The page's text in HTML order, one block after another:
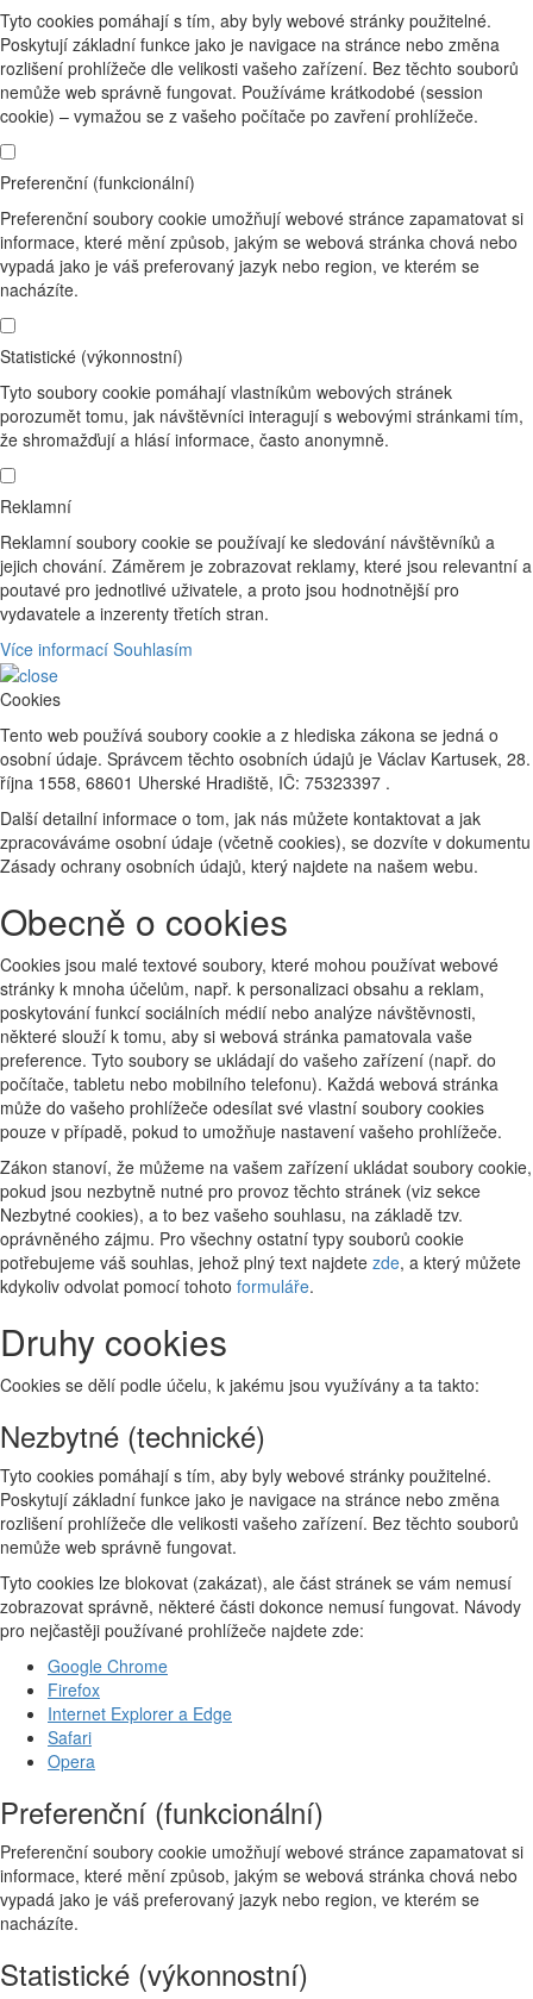
Tyto cookies pomáhají s tím, aby byly webové stránky použitelné.
Poskytují základní funkce jako je navigace na stránce nebo změna
rozlišení prohlížeče dle velikosti vašeho zařízení. Bez těchto souborů
nemůže web správně fungovat. Používáme krátkodobé (session
cookie) – vymažou se z vašeho počítače po zavření prohlížeče.
Preferenční (funkcionální)
Preferenční soubory cookie umožňují webové stránce zapamatovat si
informace, které mění způsob, jakým se webová stránka chová nebo
vypadá jako je váš preferovaný jazyk nebo region, ve kterém se
nacházíte.
Statistické (výkonnostní)
Tyto soubory cookie pomáhají vlastníkům webových stránek
porozumět tomu, jak návštěvníci interagují s webovými stránkami tím,
že shromažďují a hlásí informace, často anonymně.
Reklamní
Reklamní soubory cookie se používají ke sledování návštěvníků a
jejich chování. Záměrem je zobrazovat reklamy, které jsou relevantní a
poutavé pro jednotlivé uživatele, a proto jsou hodnotnější pro
vydavatele a inzerenty třetích stran.
Více informací Souhlasím
Cookies
Tento web používá soubory cookie a z hlediska zákona se jedná o
osobní údaje. Správcem těchto osobních údajů je Václav Kartusek, 28.
října 1558, 68601 Uherské Hradiště, IČ: 75323397 .
Další detailní informace o tom, jak nás můžete kontaktovat a jak
zpracováváme osobní údaje (včetně cookies), se dozvíte v dokumentu
Zásady ochrany osobních údajů, který najdete na našem webu.
Obecně o cookies
Cookies jsou malé textové soubory, které mohou používat webové
stránky k mnoha účelům, např. k personalizaci obsahu a reklam,
poskytování funkcí sociálních médií nebo analýze návštěvnosti,
některé slouží k tomu, aby si webová stránka pamatovala vaše
preference. Tyto soubory se ukládají do vašeho zařízení (např. do
počítače, tabletu nebo mobilního telefonu). Každá webová stránka
může do vašeho prohlížeče odesílat své vlastní soubory cookies
pouze v případě, pokud to umožňuje nastavení vašeho prohlížeče.
Zákon stanoví, že můžeme na vašem zařízení ukládat soubory cookie,
pokud jsou nezbytně nutné pro provoz těchto stránek (viz sekce
Nezbytné cookies), a to bez vašeho souhlasu, na základě tzv.
oprávněného zájmu. Pro všechny ostatní typy souborů cookie
potřebujeme váš souhlas, jehož plný text najdete zde, a který můžete
kdykoliv odvolat pomocí tohoto formuláře.
Druhy cookies
Cookies se dělí podle účelu, k jakému jsou využívány a ta takto:
Nezbytné (technické)
Tyto cookies pomáhají s tím, aby byly webové stránky použitelné.
Poskytují základní funkce jako je navigace na stránce nebo změna
rozlišení prohlížeče dle velikosti vašeho zařízení. Bez těchto souborů
nemůže web správně fungovat.
Tyto cookies lze blokovat (zakázat), ale část stránek se vám nemusí
zobrazovat správně, některé části dokonce nemusí fungovat. Návody
pro nejčastěji používané prohlížeče najdete zde:
Google Chrome
Firefox
Internet Explorer a Edge
Safari
Opera
Preferenční (funkcionální)
Preferenční soubory cookie umožňují webové stránce zapamatovat si
informace, které mění způsob, jakým se webová stránka chová nebo
vypadá jako je váš preferovaný jazyk nebo region, ve kterém se
nacházíte.
Statistické (výkonnostní)